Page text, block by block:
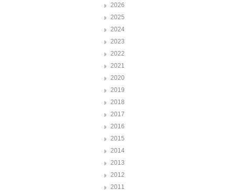
2026
2025
2024
2023
2022
2021
2020
2019
2018
2017
2016
2015
2014
2013
2012
2011